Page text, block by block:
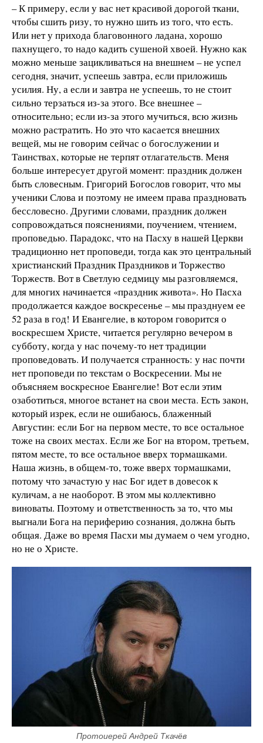
– К примеру, если у вас нет красивой дорогой ткани,
чтобы сшить ризу, то нужно шить из того, что есть.
Или нет у прихода благовонного ладана, хорошо
пахнущего, то надо кадить сушеной хвоей. Нужно как
можно меньше зацикливаться на внешнем – не успел
сегодня, значит, успеешь завтра, если приложишь
усилия. Ну, а если и завтра не успеешь, то не стоит
сильно терзаться из-за этого. Все внешнее –
относительно; если из-за этого мучиться, всю жизнь
можно растратить. Но это что касается внешних
вещей, мы не говорим сейчас о богослужении и
Таинствах, которые не терпят отлагательств. Меня
больше интересует другой момент: праздник должен
быть словесным. Григорий Богослов говорит, что мы
ученики Слова и поэтому не имеем права праздновать
бессловесно. Другими словами, праздник должен
сопровождаться пояснениями, поучением, чтением,
проповедью. Парадокс, что на Пасху в нашей Церкви
традиционно нет проповеди, тогда как это центральный
христианский Праздник Праздников и Торжество
Торжеств. Вот в Светлую седмицу мы разговляемся,
для многих начинается «праздник живота». Но Пасха
продолжается каждое воскресенье – мы празднуем ее
52 раза в год! И Евангелие, в котором говорится о
воскресшем Христе, читается регулярно вечером в
субботу, когда у нас почему-то нет традиции
проповедовать. И получается странность: у нас почти
нет проповеди по текстам о Воскресении. Мы не
объясняем воскресное Евангелие! Вот если этим
озаботиться, многое встанет на свои места. Есть закон,
который изрек, если не ошибаюсь, блаженный
Августин: если Бог на первом месте, то все остальное
тоже на своих местах. Если же Бог на втором, третьем,
пятом месте, то все остальное вверх тормашками.
Наша жизнь, в общем-то, тоже вверх тормашками,
потому что зачастую у нас Бог идет в довесок к
куличам, а не наоборот. В этом мы коллективно
виноваты. Поэтому и ответственность за то, что мы
выгнали Бога на периферию сознания, должна быть
общая. Даже во время Пасхи мы думаем о чем угодно,
но не о Христе.
Протоиерей Андрей Ткачёв